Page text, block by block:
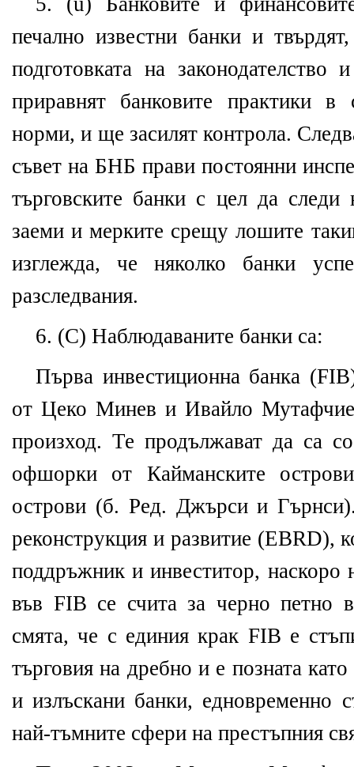
печално известни банки и
подготовката на
приравнят банковите практики в
норми, и ще засилят контрола.
съвет на БНБ прави постоянни
търговските банки с цел да следи
заеми и мерките срещу лошите
изглежда, че няколко банки
разследвания.
6. (C) Наблюдаваните банки са:
Първа инвестиционна банка
от Цеко Минев и Ивайло
произход. Те продължават да са
офшорки от Кайманските
острови (б. Ред. Джърси и
реконструкция и развитие (EBRD),
поддръжник и инвеститор, наскоро
във FIB се счита за черно петно
смята, че с единия крак FIB е
търговия на дребно и е позната
и излъскани банки, едновременно
най-тъмните сфери на престъпния